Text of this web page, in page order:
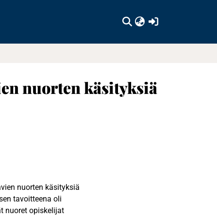
nuorten käsityksiä
nuorten käsityksiä
tavoitteena oli
nuoret opiskelijat